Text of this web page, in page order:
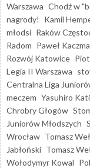
Warszawa Chodź w
nagrody!
Kamil
młodsi Raków
Radom Paweł
Rozwój Katowice
Legia II Warszawa
Centralna Liga
meczem Yasuhiro
Chrobry Głogów
Juniorów Młodszych
Wrocław Tomasz
Jabłoński Tomasz
Wołodymyr Kowal